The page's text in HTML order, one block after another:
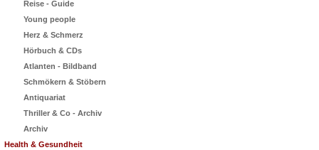
Reise - Guide
Young people
Herz & Schmerz
Hörbuch & CDs
Atlanten - Bildband
Schmökern & Stöbern
Antiquariat
Thriller & Co - Archiv
Archiv
Health & Gesundheit